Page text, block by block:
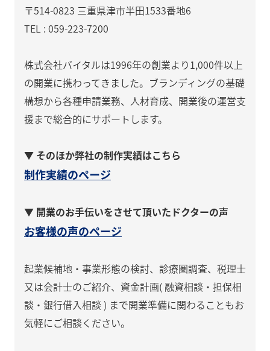
〒514-0823 三重県津市半田1533番地6
TEL : 059-223-7200
株式会社バイタルは1996年の創業より1,000件以上
の開業に携わってきました。ブランディングの基礎
構想から各種申請業務、人材育成、開業後の運営支
援まで総合的にサポートします。
▼ そのほか弊社の制作実績はこちら
制作実績のページ
▼ 開業のお手伝いをさせて頂いたドクターの声
お客様の声のページ
起業候補地・事業形態の検討、診療圏調査、税理士
又は会計士のご紹介、資金計画( 融資相談・担保相
談・銀行借入相談 ) まで開業準備に関わることもお
気軽にご相談ください。